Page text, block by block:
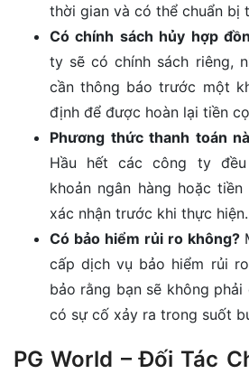
thời gian và có thể chuẩn bị
Có chính sách hủy hợp
ty sẽ có chính sách riêng,
cần thông báo trước một
định để được hoàn lại tiền
Phương thức thanh toán
Hầu hết các công ty đều
khoản ngân hàng hoặc
xác nhận trước khi thực hiện.
Có bảo hiểm rủi ro không?
cấp dịch vụ bảo hiểm rủi
bảo rằng bạn sẽ không phải
có sự cố xảy ra trong suốt
PG World – Đối Tác